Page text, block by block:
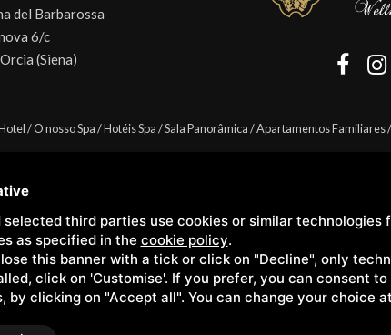
selected third parties use cookies or similar
as specified in the cookie policy.
this banner with a tick or click on "Decline", only
click on 'Customise'. If you prefer, you can consent
by clicking on "Accept all". You can change your choice
del Barbarossa
6/c
(Siena)
/O nosso Spa/Hotéis Spa/Sala Panorâmica/Apartamentos Familiares/
Copyright © Wellness Center Casanova s.r.l. | S.S. 146 Località